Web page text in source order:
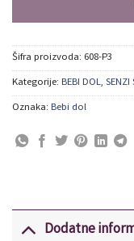
Šifra proizvoda: 608-P3
Kategorije: BEBI DOL, SENZI
Oznaka: Bebi dol
Dodatne